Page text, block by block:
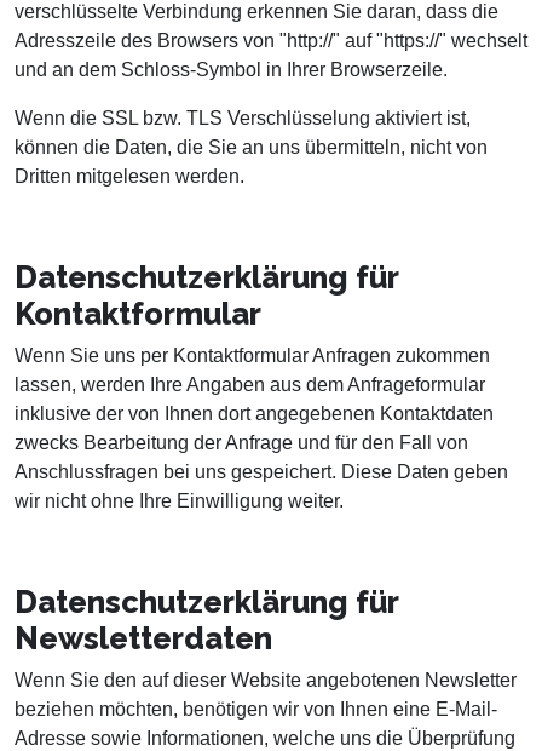
verschlüsselte Verbindung erkennen Sie daran, dass die
Adresszeile des Browsers von "http://" auf "https://" wechselt
und an dem Schloss-Symbol in Ihrer Browserzeile.
Wenn die SSL bzw. TLS Verschlüsselung aktiviert ist,
können die Daten, die Sie an uns übermitteln, nicht von
Dritten mitgelesen werden.
Datenschutzerklärung für
Kontaktformular
Wenn Sie uns per Kontaktformular Anfragen zukommen
lassen, werden Ihre Angaben aus dem Anfrageformular
inklusive der von Ihnen dort angegebenen Kontaktdaten
zwecks Bearbeitung der Anfrage und für den Fall von
Anschlussfragen bei uns gespeichert. Diese Daten geben
wir nicht ohne Ihre Einwilligung weiter.
Datenschutzerklärung für
Newsletterdaten
Wenn Sie den auf dieser Website angebotenen Newsletter
beziehen möchten, benötigen wir von Ihnen eine E-Mail-
Adresse sowie Informationen, welche uns die Überprüfung